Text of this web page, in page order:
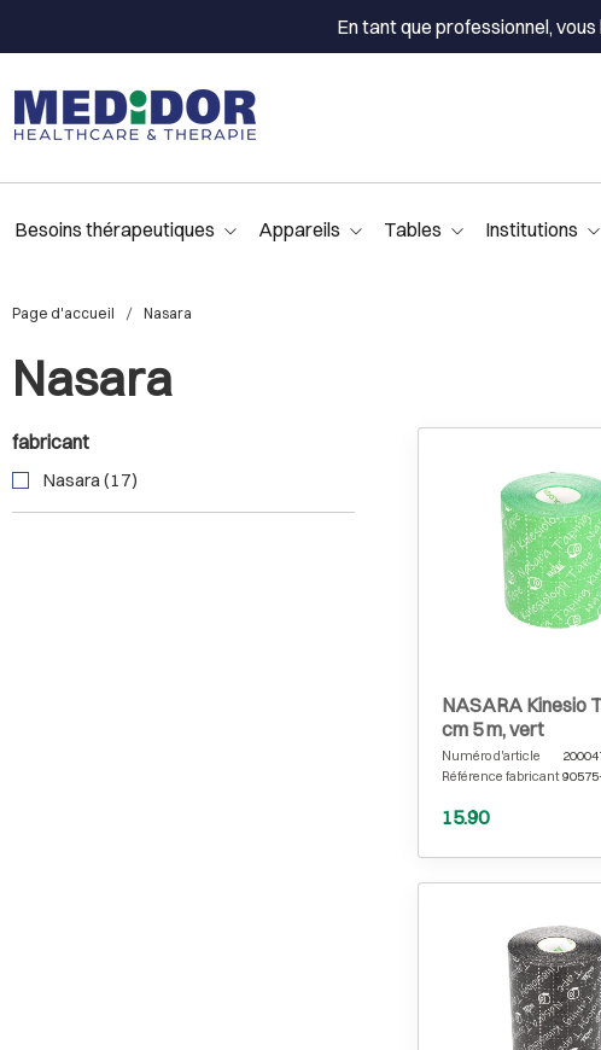
En tant que professionnel,
Besoins thérapeutiques Appareils Tables Institutions
Page d'accueil Nasara
Nasara
fabricant
Nasara (17)
NASARA Kinesio
cm 5 m, vert
Numéro d'article
Référence fabricant
15.90